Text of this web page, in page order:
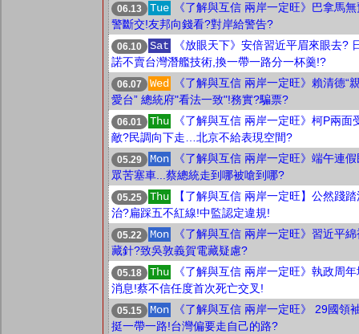
06.13 Tue
《了解與互信 兩岸一定旺》巴拿馬無
警斷交!友邦向錢看?對岸給警告?
06.10 Sat
《放眼天下》安倍習近平眉來眼去?
諾不賣台灣潛艦技術,換一帶一路分一杯羹!?
06.07 Wed
《了解與互信 兩岸一定旺》賴清德“
愛台” 總統府"看法一致"!務實?騙票?
06.01 Thu
《了解與互信 兩岸一定旺》柯P兩面
敵?民調向下走…北京不給表現空間?
05.29 Mon
《了解與互信 兩岸一定旺》端午連假
眾苦塞車...蔡總統走到哪被嗆到哪?
05.25 Thu
【了解與互信 兩岸一定旺】公然踐踏
治?扁踩五不紅線!中監認定違規!
05.22 Mon
《了解與互信 兩岸一定旺》習近平綿
藏針?致吳敦義賀電藏疑慮?
05.18 Thu
《了解與互信 兩岸一定旺》執政周年
消息!蔡不信任度首次死亡交叉!
05.15 Mon
《了解與互信 兩岸一定旺》 29國領
挺一帶一路!台灣偏要走自己的路?